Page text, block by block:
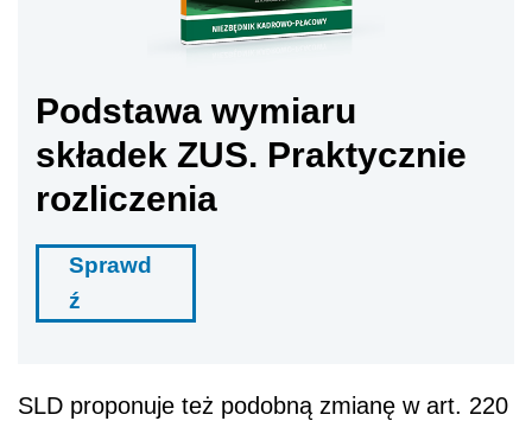
Podstawa wymiaru
składek ZUS. Praktycznie
rozliczenia
Sprawd
ź
SLD proponuje też podobną zmianę w art. 220